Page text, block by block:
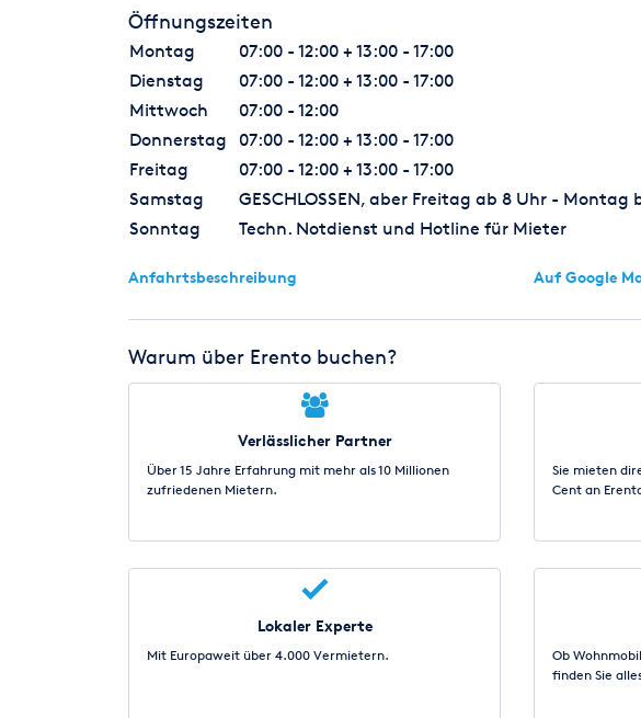
Öffnungszeiten
Montag
07:00 - 12:00 + 13:00 - 17:00
Dienstag
07:00 - 12:00 + 13:00 - 17:00
Mittwoch
07:00 - 12:00
Donnerstag
07:00 - 12:00 + 13:00 - 17:00
Freitag
07:00 - 12:00 + 13:00 - 17:00
Samstag
GESCHLOSSEN, aber Freitag ab 8 Uhr - Montag
Sonntag
Techn. Notdienst und Hotline für Mieter
Anfahrtsbeschreibung Auf Google
Warum über Erento buchen?
Verlässlicher Partner
Über 15 Jahre Erfahrung mit mehr als 10 Millionen
zufriedenen Mietern.
Lokaler Experte
Mit Europaweit über 4.000 Vermietern.
Sie mieten
Cent an
Ob
finden Sie